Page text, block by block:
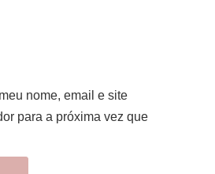
nome, email e site
para a próxima vez que